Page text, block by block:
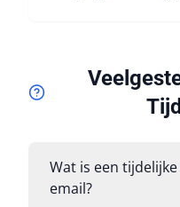
Wat is een
email?